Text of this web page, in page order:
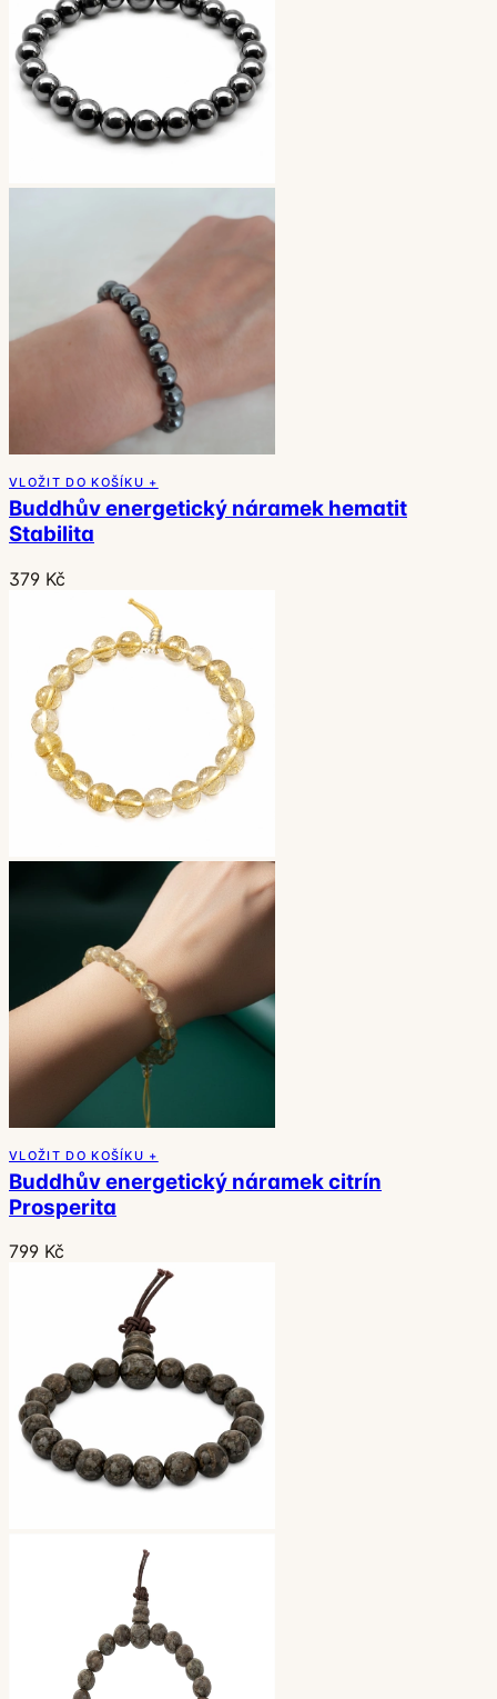
VLOŽIT DO KOŠÍKU +
Buddhův energetický náramek hematit
Stabilita
379 Kč
VLOŽIT DO KOŠÍKU +
Buddhův energetický náramek citrín
Prosperita
799 Kč